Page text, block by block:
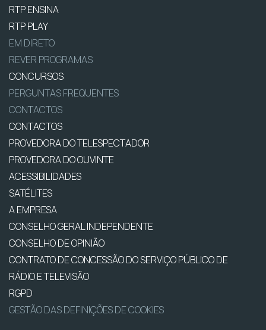
RTP ENSINA
RTP PLAY
EM DIRETO
REVER PROGRAMAS
CONCURSOS
PERGUNTAS FREQUENTES
CONTACTOS
CONTACTOS
PROVEDORA DO TELESPECTADOR
PROVEDORA DO OUVINTE
ACESSIBILIDADES
SATÉLITES
A EMPRESA
CONSELHO GERAL INDEPENDENTE
CONSELHO DE OPINIÃO
CONTRATO DE CONCESSÃO DO SERVIÇO PÚBLICO DE
RÁDIO E TELEVISÃO
RGPD
GESTÃO DAS DEFINIÇÕES DE COOKIES